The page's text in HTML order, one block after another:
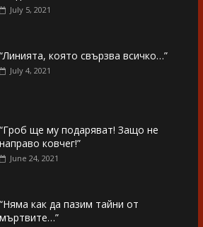
July 5, 2021
“Линията, която свързва всичко…”
July 4, 2021
“Гроб ще му подаряват! Защо не
направо ковчег!”
June 24, 2021
“Няма как да пазим тайни от
мъртвите…”